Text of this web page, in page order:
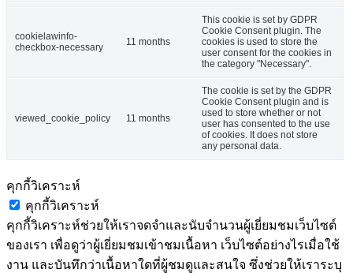
cookielawinfo-
checkbox-necessary
11 months
This cookie is set by GDPR
Cookie Consent plugin. The
cookies is used to store the
user consent for the cookies in
the category "Necessary".
viewed_cookie_policy 11 months
The cookie is set by the GDPR
Cookie Consent plugin and is
used to store whether or not
user has consented to the use
of cookies. It does not store
any personal data.
คุกกี้วิเคราะห์
คุกกี้วิเคราะห์
คุกกี้วิเคราะห์ช่วยให้เราจดจำและนับจำนวนผู้เยี่ยมชมเว็บไซต์
ของเรา เพื่อดูว่าผู้เยี่ยมชมเข้าชมเนื้อหา เว็บไซต์อย่างไรเมื่อใช้
งาน และบันทึกว่าเนื้อหาใดที่ผู้ชมดูและสนใจ ซึ่งช่วยให้เราระบุ